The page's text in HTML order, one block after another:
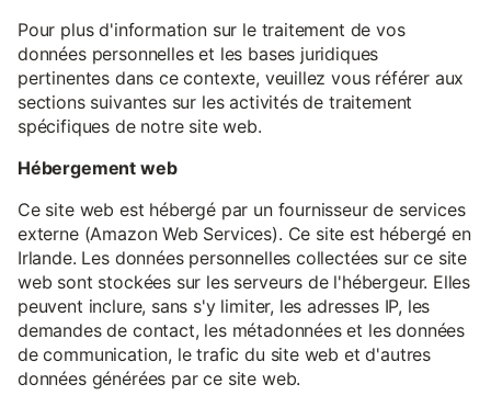
Pour plus d'information sur le traitement de vos
données personnelles et les bases juridiques
pertinentes dans ce contexte, veuillez vous référer aux
sections suivantes sur les activités de traitement
spécifiques de notre site web.
Hébergement web
Ce site web est hébergé par un fournisseur de services
externe (Amazon Web Services). Ce site est hébergé en
Irlande. Les données personnelles collectées sur ce site
web sont stockées sur les serveurs de l'hébergeur. Elles
peuvent inclure, sans s'y limiter, les adresses IP, les
demandes de contact, les métadonnées et les données
de communication, le trafic du site web et d'autres
données générées par ce site web.